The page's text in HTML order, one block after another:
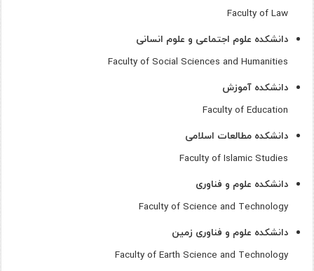
Faculty of Law
دانشکده علوم اجتماعی و علوم انسانی
Faculty of Social Sciences and Humanities
دانشکده آموزش
Faculty of Education
دانشکده مطالعات اسلامی
Faculty of Islamic Studies
دانشکده علوم و فناوری
Faculty of Science and Technology
دانشکده علوم و فناوری زمین
Faculty of Earth Science and Technology